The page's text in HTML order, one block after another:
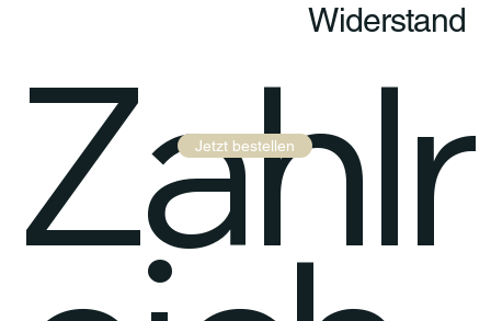
Widerstand
Zahlr
Jetzt bestellen